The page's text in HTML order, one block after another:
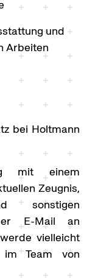
und
Arbeiten
bei Holtmann
mit einem
Zeugnis,
sonstigen
E-Mail an
vielleicht
Team von